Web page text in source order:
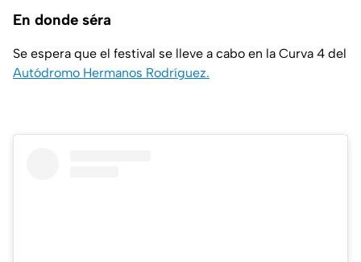
En donde séra
Se espera que el festival se lleve a cabo en la Curva 4 del
Autódromo Hermanos Rodríguez.